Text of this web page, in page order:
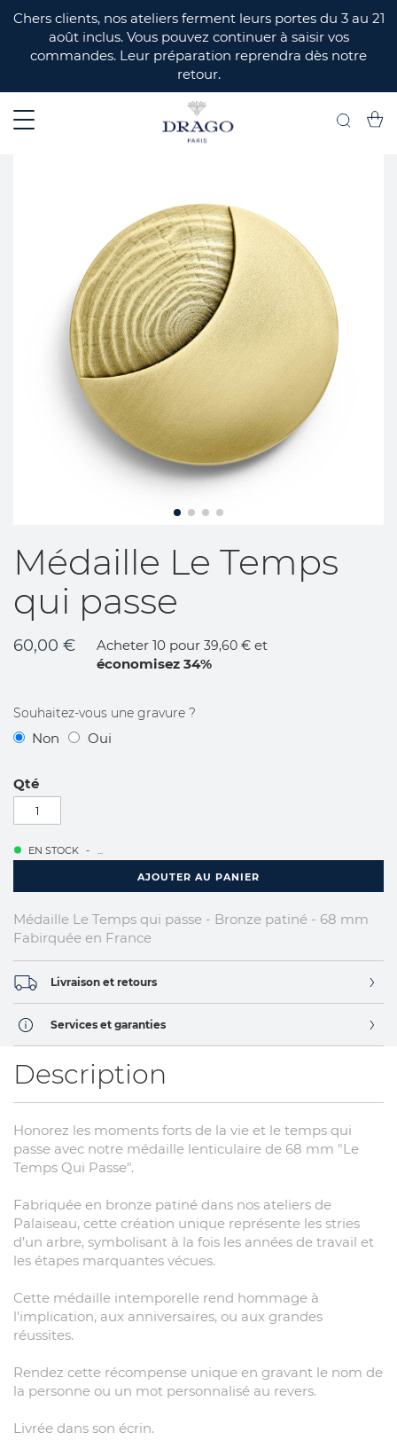
Chers clients, nos ateliers ferment leurs portes du 3 au 21
août inclus. Vous pouvez continuer à saisir vos
commandes. Leur préparation reprendra dès notre
retour.
Médaille Le Temps
qui passe
60,00 € Acheter 10 pour 39,60 € et
économisez34%
Souhaitez-vous une gravure ?
Non Oui
Qté
EN STOCK ...
AJOUTER AU PANIER
Médaille Le Temps qui passe - Bronze patiné - 68 mm
Fabirquée en France
Livraison et retours
Services et garanties
to
the
beginning
of
images
Description
Honorez les moments forts de la vie et le temps qui
passe avec notre médaille lenticulaire de 68 mm "Le
Temps Qui Passe".
Fabriquée en bronze patiné dans nos ateliers de
Palaiseau, cette création unique représente les stries
d’un arbre, symbolisant à la fois les années de travail et
les étapes marquantes vécues.
Cette médaille intemporelle rend hommage à
l'implication, aux anniversaires, ou aux grandes
réussites.
Rendez cette récompense unique en gravant le nom de
la personne ou un mot personnalisé au revers.
Livrée dans son écrin.